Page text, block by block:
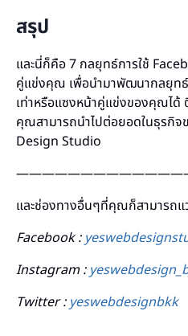
สรุป
และนี่ก็คือ 7 กลยุทธ์การใช้
คู่แข่งคุณ เพื่อนำมาพัฒนากลยุท
เท่าหรือแซงหน้าคู่แข่งของคุณไ
คุณสามารถนำไปต่อยอดในธุรกิ
Design Studio
และช่องทางอื่นๆที่คุณก็สามารถ
Facebook :
Instagram :
Twitter : yeswebdesignbkk